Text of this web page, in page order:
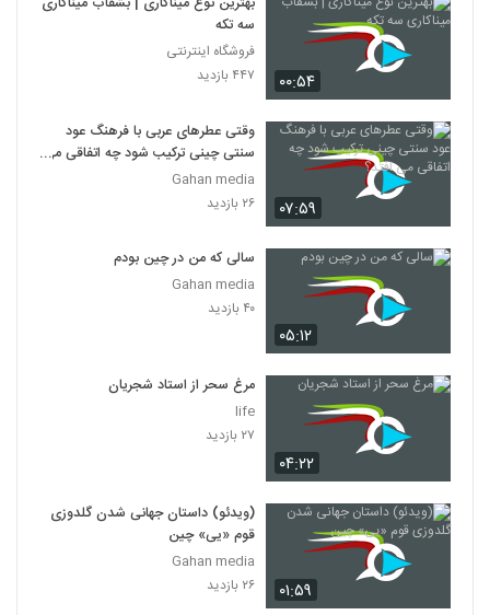
۰۰:۵۴
سه تکه
فروشگاه اینترنتی
۴۴۷ بازدید
۰۷:۵۹
وقتی عطرهای عربی با فرهنگ عود
سنتی چینی ترکیب شود چه اتفاقی می
افتد؟
Gahan media
۲۶ بازدید
۰۵:۱۲
سالی که من در چین بودم
Gahan media
۴۰ بازدید
۰۴:۲۲
مرغ سحر از استاد شجریان
life
۲۷ بازدید
۰۱:۵۹
(ویدئو) داستان جهانی شدن گلدوزی
قوم «یی» چین
Gahan media
۲۶ بازدید